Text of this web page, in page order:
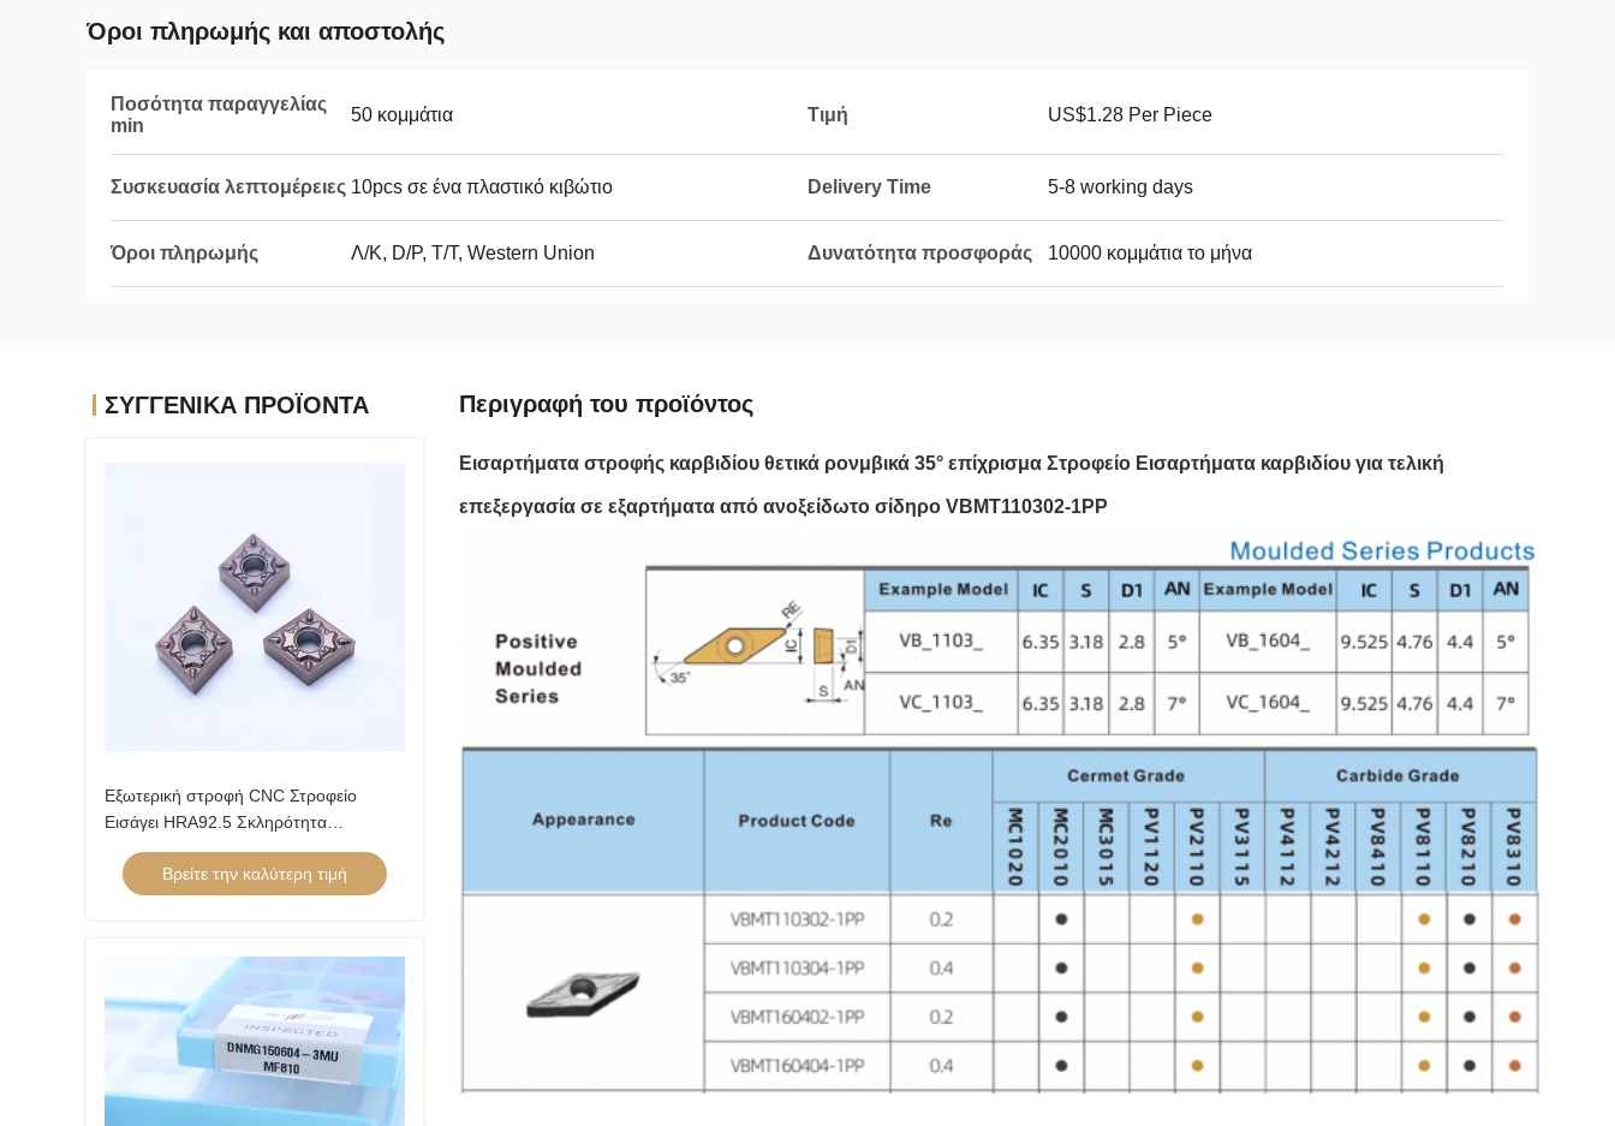
Όροι πληρωμής και αποστολής
Ποσότητα παραγγελίας
min
50 κομμάτια Τιμή US$1.28 Per Piece
Συσκευασία λεπτομέρειες 10pcs σε ένα πλαστικό κιβώτιο Delivery Time 5-8 working days
Όροι πληρωμής Λ/Κ, D/P, T/T, Western Union Δυνατότητα προσφοράς 10000 κομμάτια το μήνα
ΣΥΓΓΕΝΙΚΆ ΠΡΟΪΌΝΤΑ
Εξωτερική στροφή CNC Στροφείο
Εισάγει HRA92.5 Σκληρότητα
CNMG120404-FQ PV8310
Βρείτε την καλύτερη τιμή
Περιγραφή του προϊόντος
Εισαρτήματα στροφής καρβιδίου θετικά ρονμβικά 35° επίχρισμα Στροφείο Εισαρτήματα καρβιδίου για τελική
επεξεργασία σε εξαρτήματα από ανοξείδωτο σίδηρο VBMT110302-1PP